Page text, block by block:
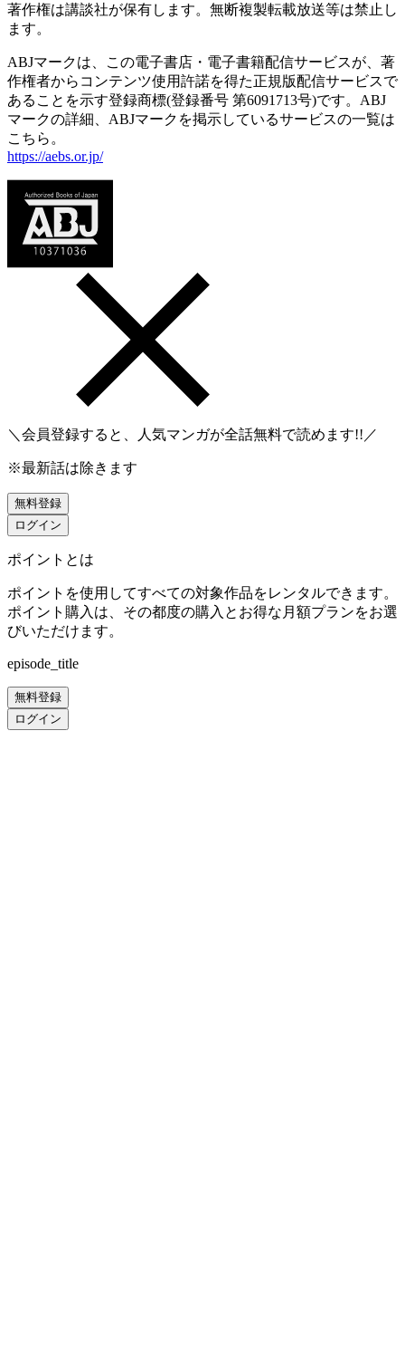
著作権は講談社が保有します。無断複製転載放送等は禁止し
ます。
ABJマークは、この電子書店・電子書籍配信サービスが、著
作権者からコンテンツ使用許諾を得た正規版配信サービスで
あることを示す登録商標(登録番号 第6091713号)です。ABJ
マークの詳細、ABJマークを掲示しているサービスの一覧は
こちら。
https://aebs.or.jp/
＼会員登録すると、人気マンガが全話無料で読めます!!／
※最新話は除きます
無料登録
ログイン
ポイントとは
ポイントを使用してすべての対象作品をレンタルできます。
ポイント購入は、その都度の購入とお得な月額プランをお選
びいただけます。
episode_title
無料登録
ログイン